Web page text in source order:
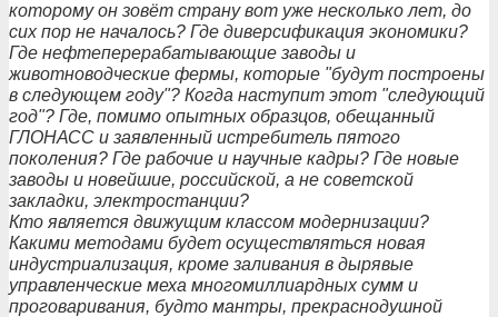
которому он зовёт страну вот уже несколько лет, до
сих пор не началось? Где диверсификация экономики?
Где нефтеперерабатывающие заводы и
животноводческие фермы, которые "будут построены
в следующем году"? Когда наступит этот "следующий
год"? Где, помимо опытных образцов, обещанный
ГЛОНАСС и заявленный истребитель пятого
поколения? Где рабочие и научные кадры? Где новые
заводы и новейшие, российской, а не советской
закладки, электростанции?
Кто является движущим классом модернизации?
Какими методами будет осуществляться новая
индустриализация, кроме заливания в дырявые
управленческие меха многомиллиардных сумм и
проговаривания, будто мантры, прекраснодушной